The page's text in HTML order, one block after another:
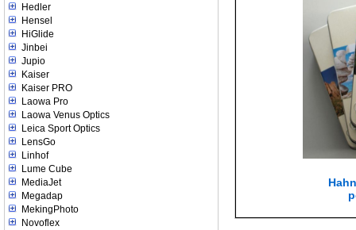
Hedler
Hensel
HiGlide
Jinbei
Jupio
Kaiser
Kaiser PRO
Laowa Pro
Laowa Venus Optics
Leica Sport Optics
LensGo
Linhof
Lume Cube
MediaJet
Megadap
MekingPhoto
Novoflex